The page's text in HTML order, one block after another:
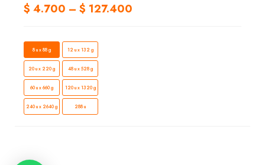
$ 4.700 – $ 127.400
8 u x 88 g 12 u x 132 g
20 u x 220 g 48 u x 528 g
60 u x 660 g 120 u x 1320 g
240 u x 2640 g 288 u